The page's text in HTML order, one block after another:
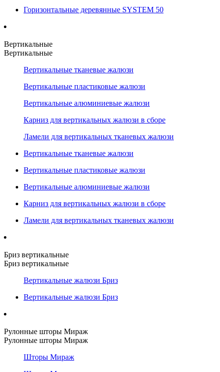
Горизонтальные деревянные SYSTEM 50
Вертикальные
Вертикальные
Вертикальные тканевые жалюзи
Вертикальные пластиковые жалюзи
Вертикальные алюминиевые жалюзи
Карниз для вертикальных жалюзи в сборе
Ламели для вертикальных тканевых жалюзи
Вертикальные тканевые жалюзи
Вертикальные пластиковые жалюзи
Вертикальные алюминиевые жалюзи
Карниз для вертикальных жалюзи в сборе
Ламели для вертикальных тканевых жалюзи
Бриз вертикальные
Бриз вертикальные
Вертикальные жалюзи Бриз
Вертикальные жалюзи Бриз
Рулонные шторы Мираж
Рулонные шторы Мираж
Шторы Мираж